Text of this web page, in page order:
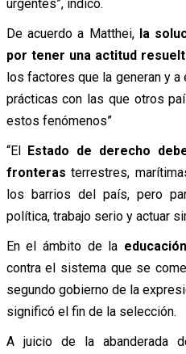
urgentes”, indicó.
De acuerdo a Matthei, la
por tener una actitud
los factores que la generan y
prácticas con las que otros
estos fenómenos”
“El
Estado de derecho
fronteras terrestres,
los barrios del país, pero
política, trabajo serio y actuar
En el ámbito de la educación
contra el sistema que se
segundo gobierno de la
significó el fin de la selección.
A juicio de la abanderada